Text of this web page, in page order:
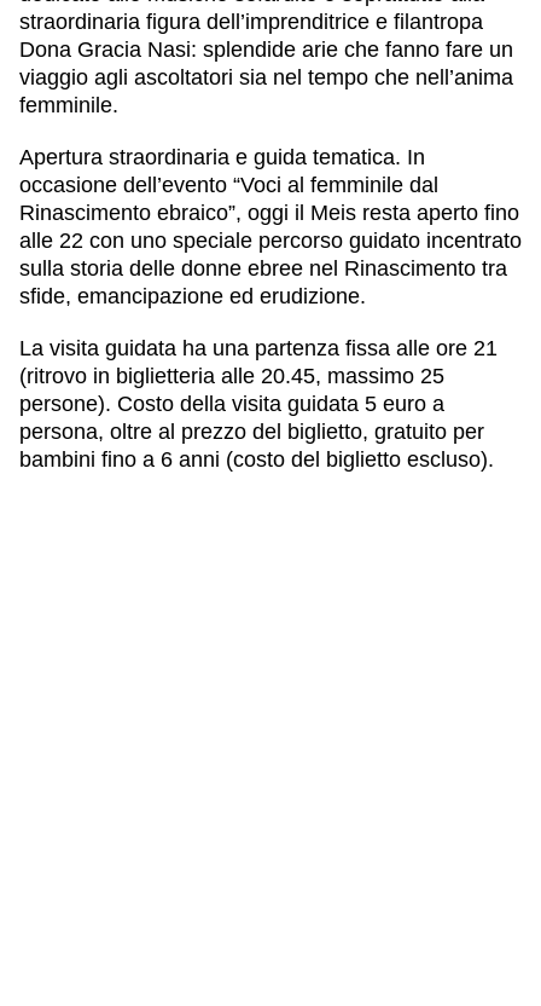
straordinaria figura dell’imprenditrice e filantropa
Dona Gracia Nasi: splendide arie che fanno fare un
viaggio agli ascoltatori sia nel tempo che nell’anima
femminile.
Apertura straordinaria e guida tematica. In
occasione dell’evento “Voci al femminile dal
Rinascimento ebraico”, oggi il Meis resta aperto fino
alle 22 con uno speciale percorso guidato incentrato
sulla storia delle donne ebree nel Rinascimento tra
sfide, emancipazione ed erudizione.
La visita guidata ha una partenza fissa alle ore 21
(ritrovo in biglietteria alle 20.45, massimo 25
persone). Costo della visita guidata 5 euro a
persona, oltre al prezzo del biglietto, gratuito per
bambini fino a 6 anni (costo del biglietto escluso).